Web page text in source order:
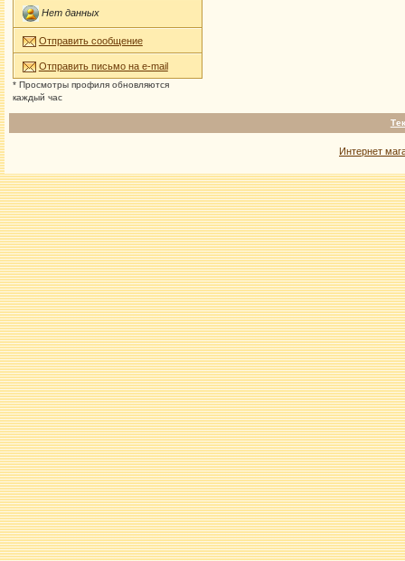
Нет данных
Отправить сообщение
Отправить письмо на e-mail
* Просмотры профиля обновляются
каждый час
Интернет